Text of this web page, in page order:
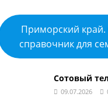
Приморский
справочник для
Сотовый
09.07.2026